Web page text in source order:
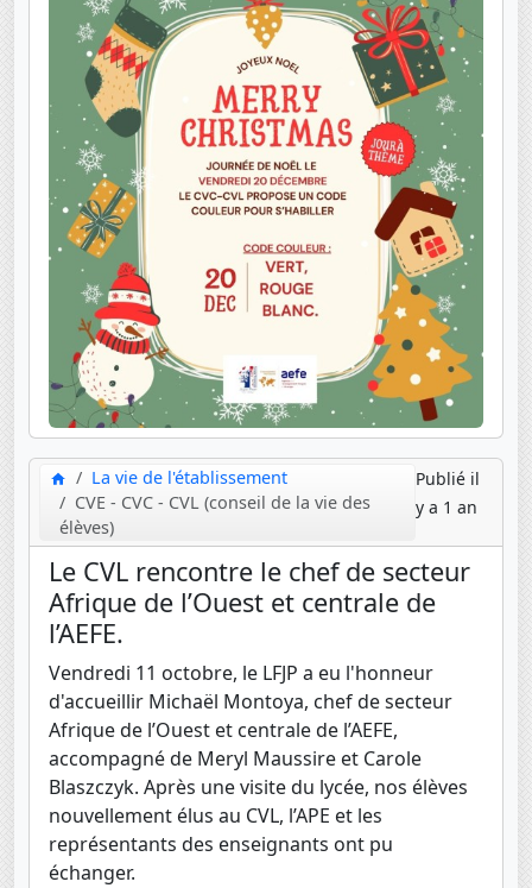
La vie de l'établissement
CVE - CVC - CVL (conseil de la vie des
élèves)
Publié il
y a 1 an
Le CVL rencontre le chef de secteur
Afrique de l’Ouest et centrale de
l’AEFE.
Vendredi 11 octobre, le LFJP a eu l'honneur
d'accueillir Michaël Montoya, chef de secteur
Afrique de l’Ouest et centrale de l’AEFE,
accompagné de Meryl Maussire et Carole
Blaszczyk. Après une visite du lycée, nos élèves
nouvellement élus au CVL, l’APE et les
représentants des enseignants ont pu
échanger.